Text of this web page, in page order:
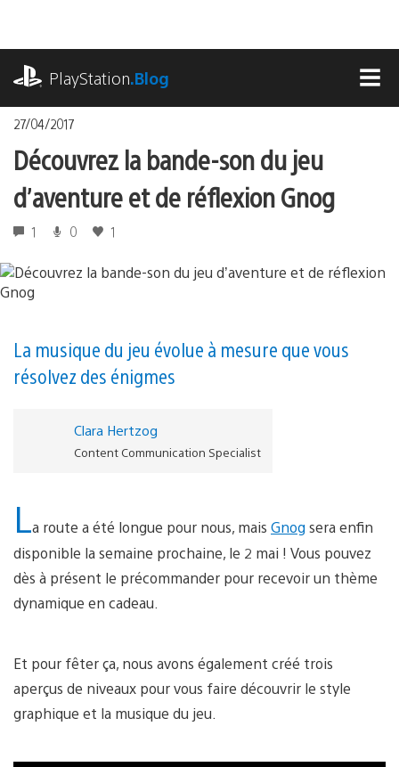
contenu
PlayStation.Blog
27/04/2017
Découvrez la bande-son du jeu
d’aventure et de réflexion Gnog
1 0 1
La musique du jeu évolue à mesure que vous
résolvez des énigmes
Clara Hertzog
Content Communication Specialist
La route a été longue pour nous, mais Gnog sera enfin
disponible la semaine prochaine, le 2 mai ! Vous pouvez
dès à présent le précommander pour recevoir un thème
dynamique en cadeau.
Et pour fêter ça, nous avons également créé trois
aperçus de niveaux pour vous faire découvrir le style
graphique et la musique du jeu.